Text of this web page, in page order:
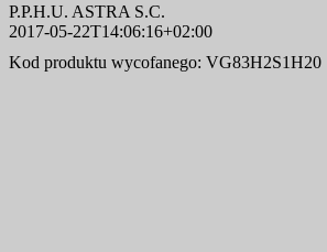
P.P.H.U. ASTRA S.C.
2017-05-22T14:06:16+02:00
Kod produktu wycofanego: VG83H2S1H20